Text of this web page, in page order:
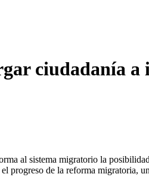
ciudadanía a
al sistema migratorio la
progreso de la reforma migratoria,